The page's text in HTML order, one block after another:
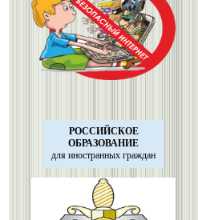
РОССИЙСКОЕ
ОБРАЗОВАНИЕ
для иностранных граждан